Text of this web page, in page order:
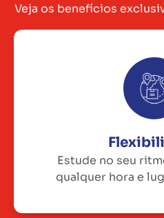
Veja os benefícios
Estude no seu
qualquer hora e